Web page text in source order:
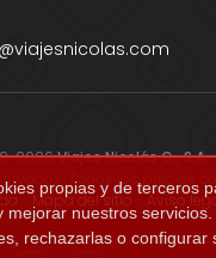
2026Viajes Nicolás G., S.A.
Todos los precios
-Mapa del sitio -Aviso
propias y de terceros
mejorar nuestros
rechazarlas o configurar